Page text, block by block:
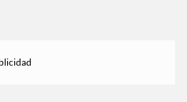
una) de